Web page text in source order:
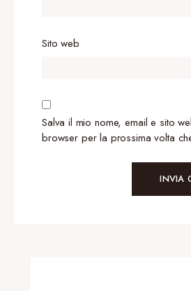
Sito web
Salva il mio nome, email e sito
browser per la prossima volta